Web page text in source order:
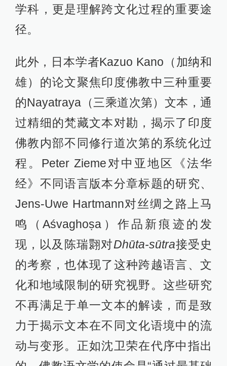
学科，更是理解跨文化过程的重要途
径。
此外，日本学者Kazuo Kano（加纳和
雄）的论文聚焦印度佛教中三种重要
的Nayatraya（三乘道次第）文本，通
过精细的梵藏文本对勘，揭示了印度
佛教内部不同修行道次第的系统化过
程。Peter Zieme对中亚地区《法华
经》不同语言版本分章标题的研究、
Jens-Uwe Hartmann对丝绸之路上马
鸣（Aśvaghoṣa）作品新痕迹的发
现，以及陈瑞翾对Dhūta-sūtra接受史
的考察，也体现了这种跨越语言、文
化和地域限制的研究视野。这些研究
不再满足于单一文本的解读，而是致
力于揭示文本在不同文化语境中的流
动与变形。正如沈卫荣在代序中指出